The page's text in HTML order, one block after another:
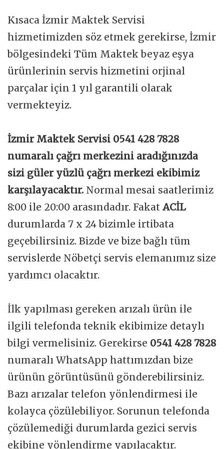
Kısaca İzmir Maktek Servisi
hizmetimizden söz etmek gerekirse, İzmir
bölgesindeki Tüm Maktek beyaz eşya
ürünlerinin servis hizmetini orjinal
parçalar için 1 yıl garantili olarak
vermekteyiz.
İzmir Maktek Servisi 0541 428 7828
numaralı çağrı merkezini aradığınızda
sizi güler yüzlü çağrı merkezi ekibimiz
karşılayacaktır. Normal mesai saatlerimiz
8:00 ile 20:00 arasındadır. Fakat ACİL
durumlarda 7 x 24 bizimle irtibata
geçebilirsiniz. Bizde ve bize bağlı tüm
servislerde Nöbetçi servis elemanımız size
yardımcı olacaktır.
İlk yapılması gereken arızalı ürün ile
ilgili telefonda teknik ekibimize detaylı
bilgi vermelisiniz. Gerekirse 0541 428 7828
numaralı WhatsApp hattımızdan bize
ürünün görüntüsünü gönderebilirsiniz.
Bazı arızalar telefon yönlendirmesi ile
kolayca çözülebiliyor. Sorunun telefonda
çözülemediği durumlarda gezici servis
ekibine yönlendirme yapılacaktır.